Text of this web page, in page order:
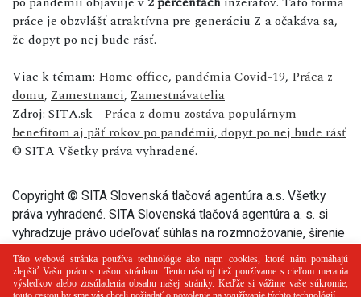
práce je obzvlášť atraktívna pre generáciu Z a očakáva sa,
že dopyt po nej bude rásť.
Viac k témam: Home office, pandémia Covid-19, Práca z
domu, Zamestnanci, Zamestnávatelia
Zdroj: SITA.sk - Práca z domu zostáva populárnym
benefitom aj päť rokov po pandémii, dopyt po nej bude rásť
© SITA Všetky práva vyhradené.
Copyright © SITA Slovenská tlačová agentúra a.s. Všetky
práva vyhradené. SITA Slovenská tlačová agentúra a. s. si
vyhradzuje právo udeľovať súhlas na rozmnožovanie, šírenie